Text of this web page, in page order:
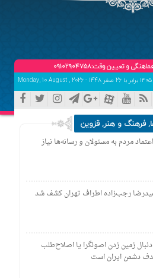
,فرهنگ و هنر,قزوین
مردم به مسئولان و رسانه‌ها نیاز
رجب‌زاده اطراف تهران کشف شد
زمین زدن اصولگرا یا اصلاح‌طلب
دشمن ایران است